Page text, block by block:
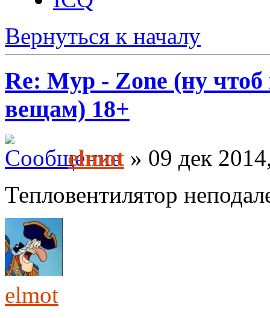
Вернуться к началу
Re: Myp - Zone (ну
вещам) 18+
elmot » 09 дек
Тепловентилятор
elmot